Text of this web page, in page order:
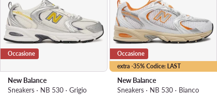
Occasione
New Balance
Sneakers · NB 530 · Grigio
extra -35% Codice: LAST
Occasione
New Balance
Sneakers · NB 530 · Bianco